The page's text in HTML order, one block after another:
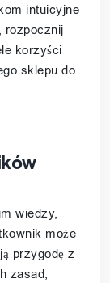
intuicyjne
rozpocznij
korzyści
sklepu do
wiedzy,
może
przygodę z
zasad,